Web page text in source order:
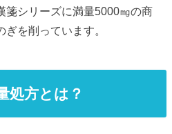
箋シリーズに満量5000㎎の商
を削っています。
処方とは？